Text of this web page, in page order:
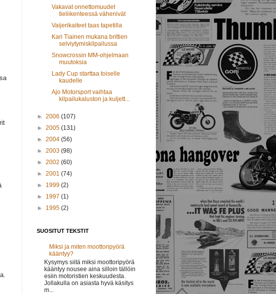
Vakavat onnettomuudet
tieliikenteessä vähenivät
Vaijerikaiteet taas tapetilla
Kari Tiainen mukana brittien
selviytymiskilpailussa
Snowcrossin MM-ohjelmaan
muutoksia
Lady Cup starttaa toiselle
kaudelle
Ajo Motorsport vaihtaa
kilpailukaluston ja kuljett...
► 2006 (107)
► 2005 (131)
► 2004 (56)
► 2003 (98)
► 2002 (60)
► 2001 (74)
► 1999 (2)
► 1997 (1)
► 1995 (2)
SUOSITUT TEKSTIT
Miksi ja miten moottoripyörä
kääntyy?
Kysymys siitä miksi moottoripyörä
kääntyy nousee aina silloin tällöin
esiin motoristien keskuudesta.
Jollakulla on asiasta hyvä käsitys
m...